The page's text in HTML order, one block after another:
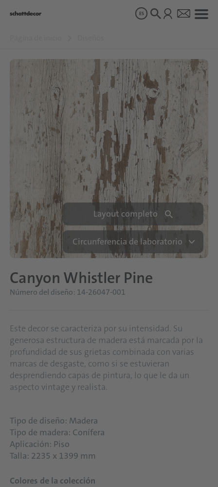
Productos
Sobre nosotros
Sostenibilidad
Carrera
ES
Layout completo
Circunferencia de laboratorio
Canyon Whistler Pine
Número del diseño: 14-26047-001
Este decor se caracteriza por su intensidad. Su
generosa estructura de madera está marcada por la
profundidad de sus grietas combinada con varias
marcas de desgaste, como si se estuvieran
desprendiendo capas de pintura, lo que le da un
aspecto vintage y realista.
Tipo de diseño: Madera
Tipo de madera: Conífera
Aplicación: Piso
Talla: 2235 x 1399 mm
Colores de la colección